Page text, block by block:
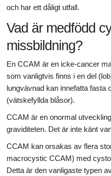
och har ett dåligt utfall.
Vad är medfödd
missbildning?
En CCAM är en icke-cancer
som vanligtvis finns i en del
lungvävnad kan innefatta fasta
(vätskefyllda blåsor).
CCAM är en onormal
graviditeten. Det är inte känt
CCAM kan orsakas av flera
macrocystic CCAM) med
Detta är den vanligaste typen